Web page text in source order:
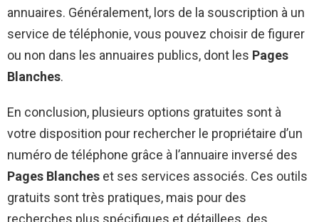
annuaires. Généralement, lors de la souscription à un
service de téléphonie, vous pouvez choisir de figurer
ou non dans les annuaires publics, dont les Pages
Blanches.
En conclusion, plusieurs options gratuites sont à
votre disposition pour rechercher le propriétaire d’un
numéro de téléphone grâce à l’annuaire inversé des
Pages Blanches et ses services associés. Ces outils
gratuits sont très pratiques, mais pour des
recherches plus spécifiques et détaillees, des